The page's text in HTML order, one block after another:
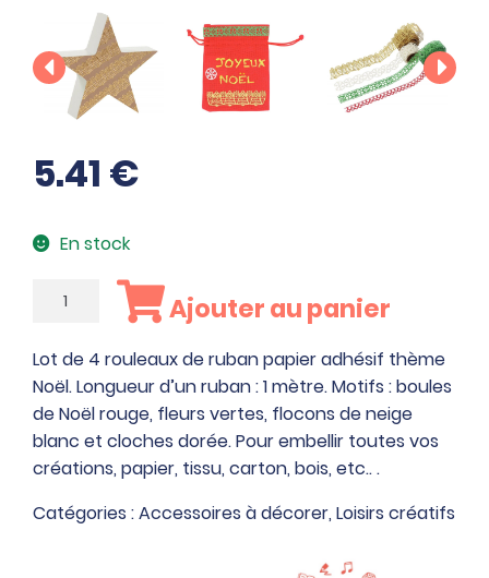
5.41 €
En stock
quantité
de
4
rouleaux
de
ruban
papier
Ajouter au panier
Lot de 4 rouleaux de ruban papier adhésif thème
Noël. Longueur d’un ruban : 1 mètre. Motifs : boules
de Noël rouge, fleurs vertes, flocons de neige
blanc et cloches dorée. Pour embellir toutes vos
créations, papier, tissu, carton, bois, etc.. .
Catégories :Accessoires à décorer, Loisirs créatifs